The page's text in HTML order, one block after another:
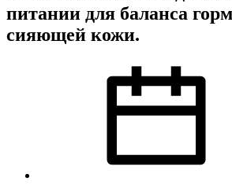
питании для баланса
сияющей кожи.